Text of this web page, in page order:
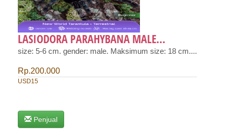
LASIODORA PARAHYBANA MALE...
size: 5-6 cm. gender: male. Maksimum size: 18 cm....
Rp.200.000
USD15
Penjual